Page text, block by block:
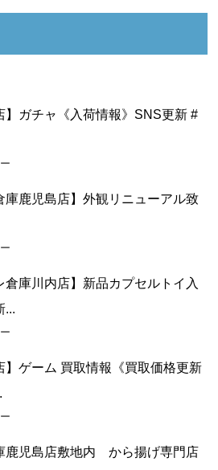
】ガチャ《入荷情報》SNS更新 #
庫鹿児島店】外観リニューアル致
倉庫川内店】新品カプセルトイ入
...
】ゲーム 買取情報《買取価格更新
鹿児島店敷地内 から揚げ専門店